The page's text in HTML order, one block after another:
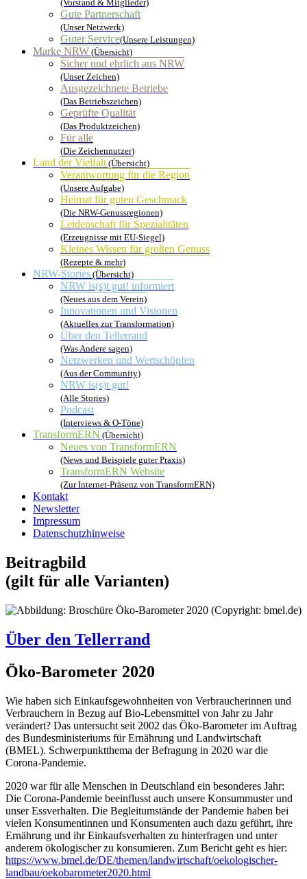
(Vorstand & Mitglieder)
Gute Partnerschaft
(Unser Netzwerk)
Guter Service(Unsere Leistungen)
Marke NRW (Übersicht)
Sicher und ehrlich aus NRW
(Unser Zeichen)
Ausgezeichnete Betriebe
(Das Betriebszeichen)
Geprüfte Qualität
(Das Produktzeichen)
Für alle
(Die Zeichennutzer)
Land der Vielfalt(Übersicht)
Verantwortung für die Region
(Unsere Aufgabe)
Heimat für guten Geschmack
(Die NRW-Genussregionen)
Leidenschaft für Spezialitäten
(Erzeugnisse mit EU-Siegel)
Kleines Wissen für großen Genuss
(Rezepte & mehr)
NRW-Stories (Übersicht)
NRW is(s)t gut! informiert
(Neues aus dem Verein)
Innovationen und Visionen
(Aktuelles zur Transformation)
Über den Tellerrand
(Was Andere sagen)
Netzwerken und Wertschöpfen
(Aus der Community)
NRW is(s)t gut!
(Alle Stories)
Podcast
(Interviews & O-Töne)
TransformERN (Übersicht)
Neues von TransformERN
(News und Beispiele guter Praxis)
TransformERN Website
(Zur Internet-Präsenz von TransformERN)
Kontakt
Newsletter
Impressum
Datenschutzhinweise
Beitragbild
(gilt für alle Varianten)
Über den Tellerrand
Öko-Barometer 2020
Wie haben sich Einkaufsgewohnheiten von Verbraucherinnen und
Verbrauchern in Bezug auf Bio-Lebensmittel von Jahr zu Jahr
verändert? Das untersucht seit 2002 das Öko-Barometer im Auftrag
des Bundesministeriums für Ernährung und Landwirtschaft
(BMEL). Schwerpunktthema der Befragung in 2020 war die
Corona-Pandemie.
2020 war für alle Menschen in Deutschland ein besonderes Jahr:
Die Corona-Pandemie beeinflusst auch unsere Konsummuster und
unser Essverhalten. Die Begleitumstände der Pandemie haben bei
vielen Konsumentinnen und Konsumenten auch dazu geführt, ihre
Ernährung und ihr Einkaufsverhalten zu hinterfragen und unter
anderem ökologischer zu konsumieren. Zum Bericht geht es hier:
https://www.bmel.de/DE/themen/landwirtschaft/oekologischer-
landbau/oekobarometer2020.html